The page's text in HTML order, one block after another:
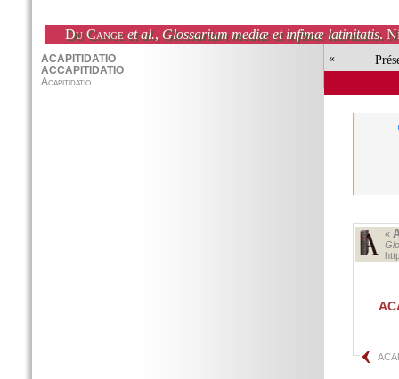
Du Cange et al., Glossarium mediæ et infimæ latinitatis.
«
«